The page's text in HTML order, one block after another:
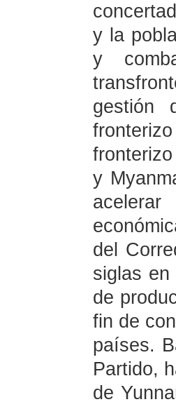
y la
y
gestión
y
del
siglas en
de
fin de
países.
Partido,
de